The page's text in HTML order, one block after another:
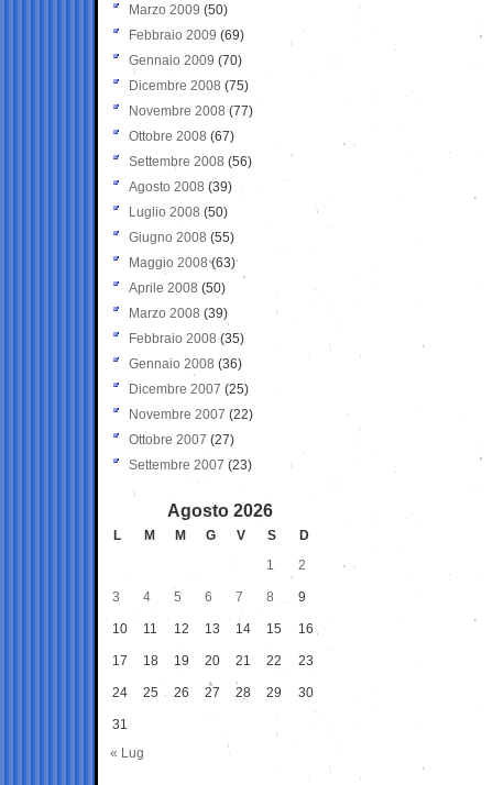
Marzo 2009 (50)
Febbraio 2009 (69)
Gennaio 2009 (70)
Dicembre 2008 (75)
Novembre 2008 (77)
Ottobre 2008 (67)
Settembre 2008 (56)
Agosto 2008 (39)
Luglio 2008 (50)
Giugno 2008 (55)
Maggio 2008(63)
Aprile 2008 (50)
Marzo 2008 (39)
Febbraio 2008 (35)
Gennaio 2008 (36)
Dicembre 2007 (25)
Novembre 2007 (22)
Ottobre 2007 (27)
Settembre 2007 (23)
Agosto 2026
L M M G V S
D
1
2
3 4 5 6 7 8 9
10 11 12 13 14 15 16
17 18 19 20 21 22 23
24 25 26 27 28 29 30
31
« Lug